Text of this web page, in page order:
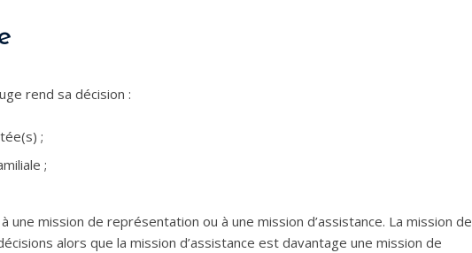
rend sa décision :
;
;
une mission de représentation ou à une mission d’assistance. La mission de
alors que la mission d’assistance est davantage une mission de